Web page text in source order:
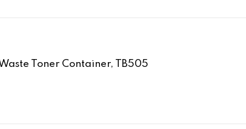
Toner Container, TB505